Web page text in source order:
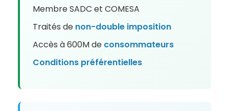
Membre SADC et COMESA
Traités de non-double imposition
Accès à 600M de consommateurs
Conditions préférentielles